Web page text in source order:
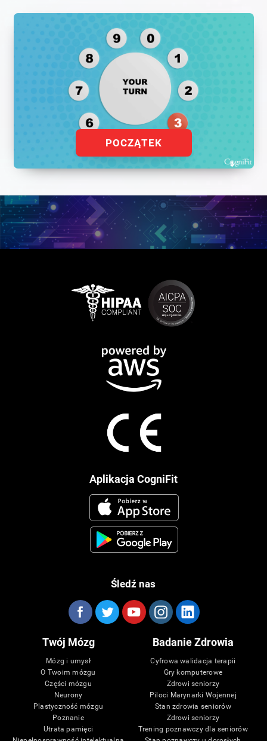
POCZĄTEK
Aplikacja CogniFit
Śledź nas
Twój Mózg
Mózg i umysł
O Twoim mózgu
Części mózgu
Neurony
Plastyczność mózgu
Poznanie
Utrata pamięci
Badanie Zdrowia
Cyfrowa walidacja terapii
Gry komputerowe
Zdrowi seniorzy
Piloci Marynarki Wojennej
Stan zdrowia seniorów
Zdrowi seniorzy
Trening poznawczy dla seniorów